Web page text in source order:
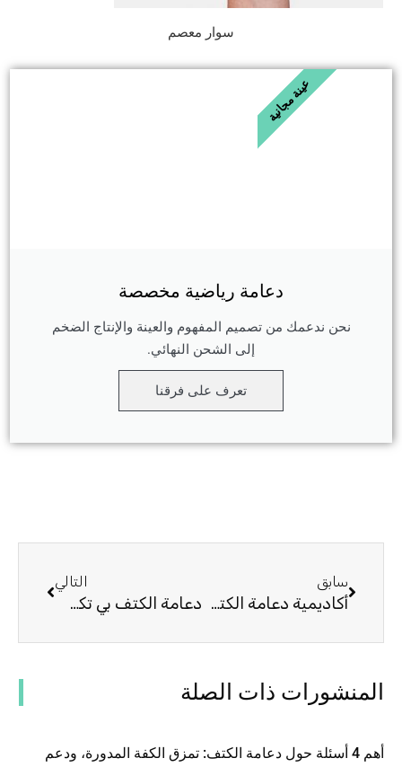
سوار معصم
دعامة رياضية مخصصة
نحن ندعمك من تصميم المفهوم والعينة والإنتاج الضخم
إلى الشحن النهائي.
تعرف على فرقنا
عينة مجانية
سابق
أكاديمية دعامة الكتف: دليلك النهائي لصحة الكتف
التالي
دعامة الكتف بي تكس لآلام الكتف: 5 أشياء تحتاج إلى معرفتها
المنشورات ذات الصلة
أهم 4 أسئلة حول دعامة الكتف: تمزق الكفة المدورة، ودعم